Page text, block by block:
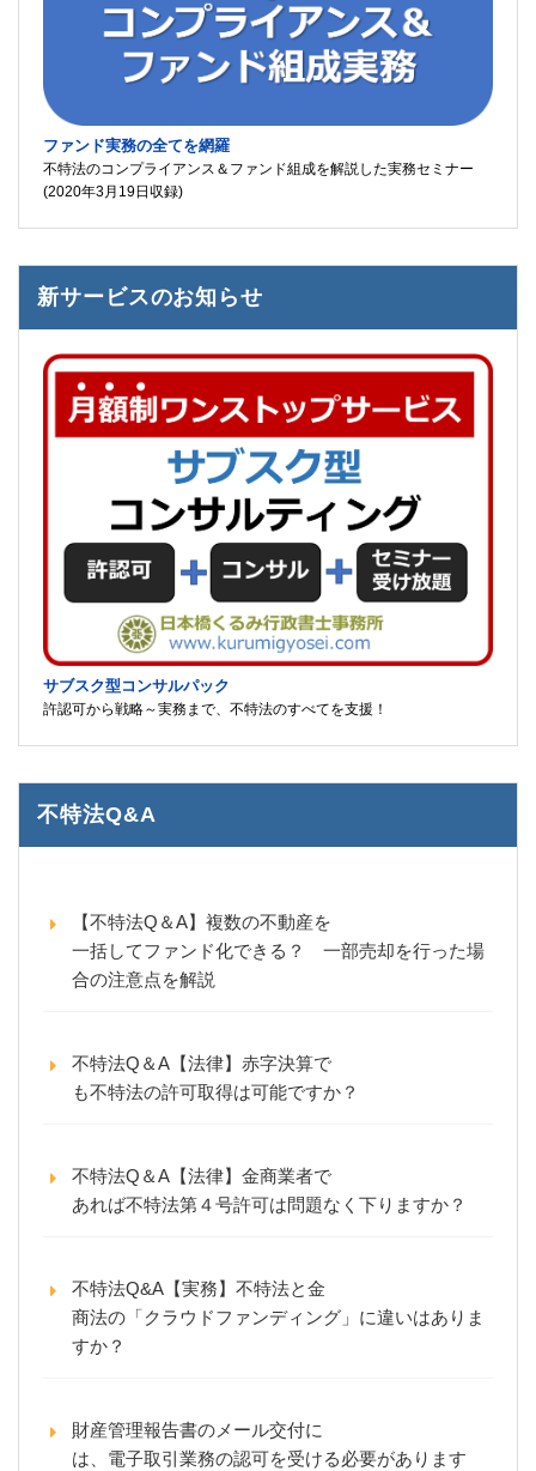
ファンド実務の全てを網羅
不特法のコンプライアンス＆ファンド組成を解説した実務セミナー
(2020年3月19日収録)
新サービスのお知らせ
サブスク型コンサルパック
許認可から戦略～実務まで、不特法のすべてを支援！
不特法Q&A
【不特法Q＆A】複数の不動産を
一括してファンド化できる？ 一部売却を行った場
合の注意点を解説
不特法Q＆A【法律】赤字決算で
も不特法の許可取得は可能ですか？
不特法Q＆A【法律】金商業者で
あれば不特法第４号許可は問題なく下りますか？
不特法Q&A【実務】不特法と金
商法の「クラウドファンディング」に違いはありま
すか？
財産管理報告書のメール交付に
は、電子取引業務の認可を受ける必要があります